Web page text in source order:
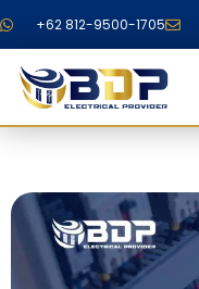
+62 812-9500-1705